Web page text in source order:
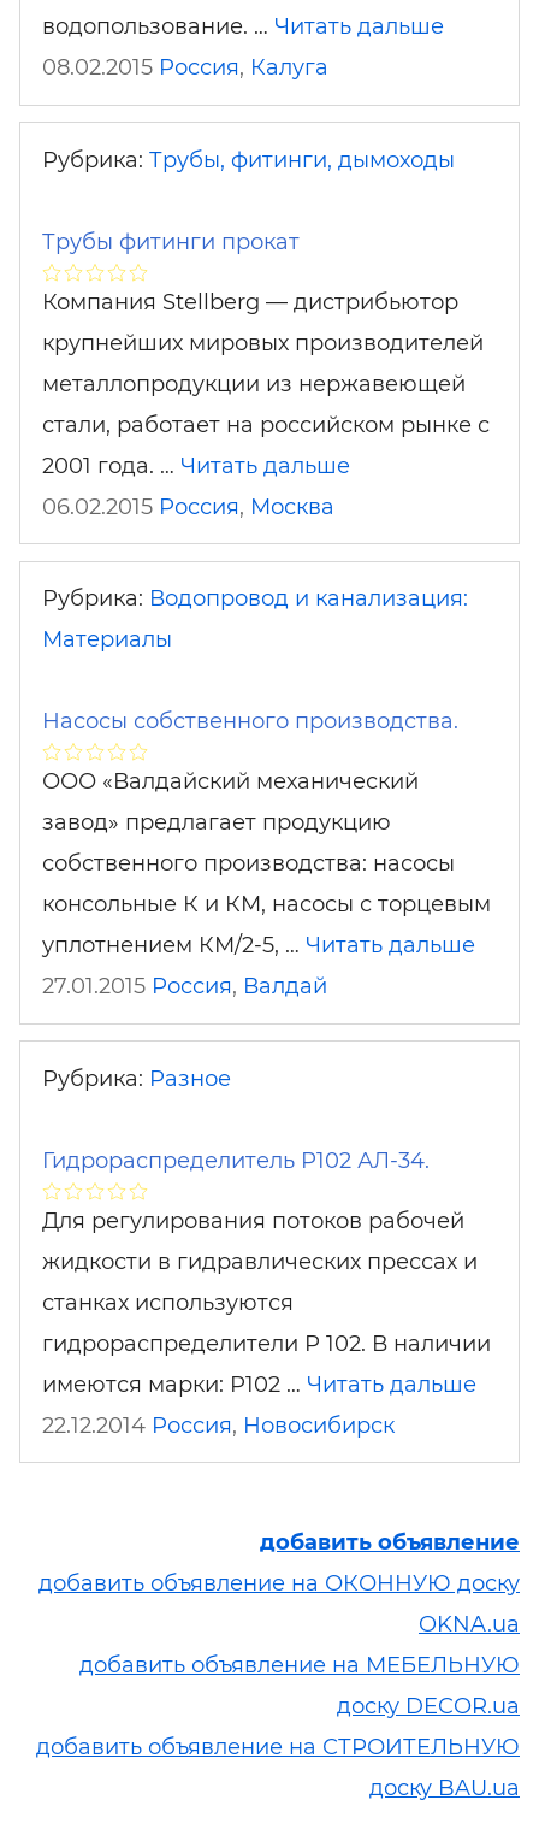
водопользование. … Читать дальше
08.02.2015 Россия, Калуга
Рубрика: Трубы, фитинги, дымоходы
Трубы фитинги прокат
Компания Stellberg — дистрибьютор
крупнейших мировых производителей
металлопродукции из нержавеющей
стали, работает на российском рынке с
2001 года. … Читать дальше
06.02.2015 Россия, Москва
Рубрика: Водопровод и канализация:
Материалы
Насосы собственного производства.
ООО «Валдайский механический
завод» предлагает продукцию
собственного производства: насосы
консольные К и КМ, насосы с торцевым
уплотнением КМ/2-5, … Читать дальше
27.01.2015 Россия, Валдай
Рубрика: Разное
Гидрораспределитель Р102 АЛ-34.
Для регулирования потоков рабочей
жидкости в гидравлических прессах и
станках используются
гидрораспределители Р 102. В наличии
имеются марки: Р102 … Читать дальше
22.12.2014 Россия, Новосибирск
добавить объявление
добавить объявление на ОКОННУЮ доску
OKNA.ua
добавить объявление на МЕБЕЛЬНУЮ
доску DECOR.ua
добавить объявление на СТРОИТЕЛЬНУЮ
доску BAU.ua